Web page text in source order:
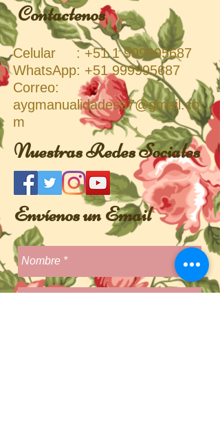
Contactenos
Celular :+51 1 999995687
WhatsApp: +51 999995687
Correo:
aygmanualidades97@gmail.co
m
Nuestras Redes Sociales
Envíenos un Email